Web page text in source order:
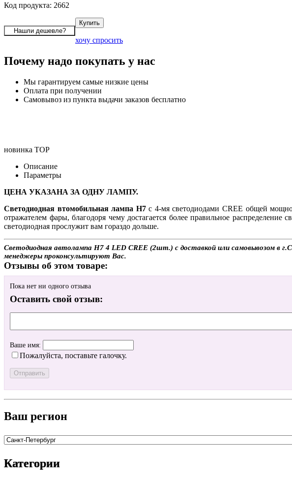
Код продукта: 2662
хочу спросить
Почему надо покупать у нас
Мы гарантируем самые низкие цены
Оплата при получении
Самовывоз из пункта выдачи заказов бесплатно
новинка TOP
Описание
Параметры
ЦЕНА УКАЗАНА ЗА ОДНУ ЛАМПУ.
Светодиодная втомобильная лампа H7с 4-мя светодиодами CREE общей
отражателем фары, благодоря чему достагается более правильное
светодиодная прослужит вам гораздо дольше.
Светодиодная автолампа H7 4 LED CREE (2шт.) с доставкой или самовывозом в
менеджеры проконсультируют Вас.
Отзывы об этом товаре:
Пока нет ни одного отзыва
Оставить свой отзыв:
Ваше имя:
Пожалуйста, поставьте галочку.
Ваш регион
Категории